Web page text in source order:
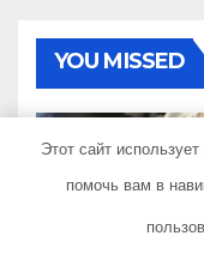
YOU MISSED
Этот сайт
помочь вам в